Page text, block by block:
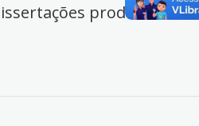
produzidas no